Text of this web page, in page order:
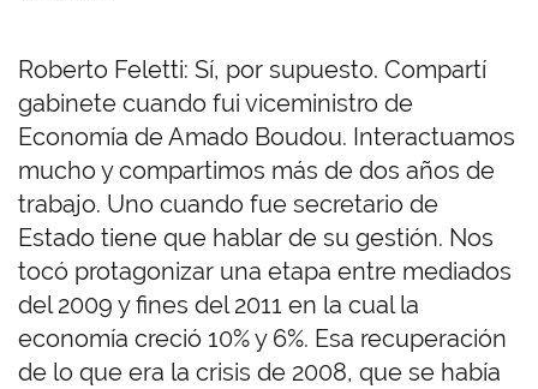
Roberto Feletti: Sí, por supuesto. Compartí
gabinete cuando fui viceministro de
Economía de Amado Boudou. Interactuamos
mucho y compartimos más de dos años de
trabajo. Uno cuando fue secretario de
Estado tiene que hablar de su gestión. Nos
tocó protagonizar una etapa entre mediados
del 2009 y fines del 2011 en la cual la
economía creció 10% y 6%. Esa recuperación
de lo que era la crisis de 2008, que se había